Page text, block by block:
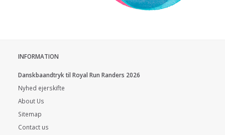
INFORMATION
Danskbaandtryk til Royal Run Randers 2026
Nyhed ejerskifte
About Us
Sitemap
Contact us